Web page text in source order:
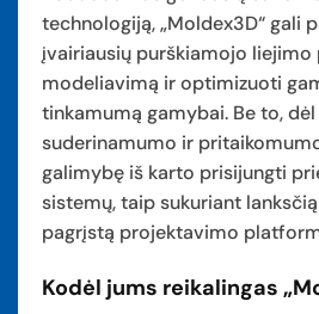
technologiją, „Moldex3D“ gali
įvairiausių purškiamojo liejimo
modeliavimą ir optimizuoti
tinkamumą gamybai. Be to,
suderinamumo ir
galimybę iš karto prisijungti
sistemų, taip sukuriant
pagrįstą projektavimo
Kodėl jums reikalingas